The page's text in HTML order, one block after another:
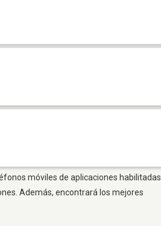
móviles de aplicaciones habilitadas.
Además, encontrará los mejores